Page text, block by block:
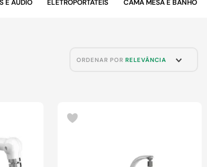
E ÁUDIO ELETROPORTÁTEIS CAMA MESA E BANHO
ORDENAR POR RELEVÂNCIA